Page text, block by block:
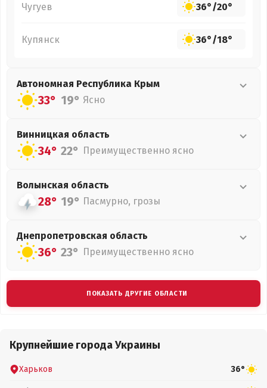
Чугуев 36°/20°
Купянск 36°/18°
Автономная Республика Крым
33° 19° Ясно
Винницкая область
34° 22° Преимущественно ясно
Волынская область
28° 19° Пасмурно, грозы
Днепропетровская область
36° 23° Преимущественно ясно
ПОКАЗАТЬ ДРУГИЕ ОБЛАСТИ
Крупнейшие города Украины
Харьков 36°